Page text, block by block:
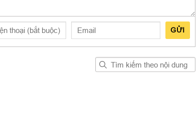
đưa iPad Pro 2021 M1 cũ lên một tầm cao mới. Chipset
Bionic, hiệu suất GPU nhanh hơn tới 40% giúp máy tính
loại.
GỬI